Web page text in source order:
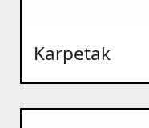
Karpetak